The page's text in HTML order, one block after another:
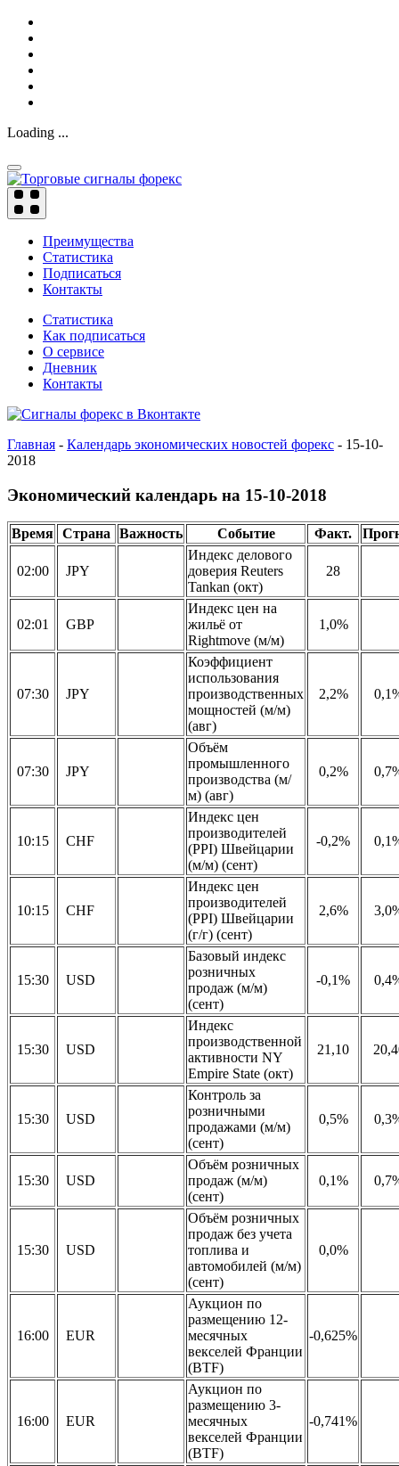
Loading ...
Преимущества
Статистика
Подписаться
Контакты
Статистика
Как подписаться
О сервисе
Дневник
Контакты
Главная - Календарь экономических новостей форекс - 15-10-
2018
Экономический календарь на 15-10-2018
Время Страна Важность Событие Факт.
02:00 JPY
Индекс делового
доверия Reuters
Tankan (окт)
28
02:01 GBP
Индекс цен на
жильё от
Rightmove (м/м)
1,0%
07:30 JPY
Коэффициент
использования
производственных
мощностей (м/м)
(авг)
2,2%
07:30 JPY
Объём
промышленного
производства (м/
м) (авг)
0,2%
10:15 CHF
Индекс цен
производителей
(PPI) Швейцарии
(м/м) (сент)
-0,2%
10:15 CHF
Индекс цен
производителей
(PPI) Швейцарии
(г/г) (сент)
2,6%
15:30 USD
Базовый индекс
розничных
продаж (м/м)
(сент)
-0,1%
15:30 USD
Индекс
производственной
активности NY
Empire State (окт)
21,10
15:30 USD
Контроль за
розничными
продажами (м/м)
(сент)
0,5%
15:30 USD
Объём розничных
продаж (м/м)
(сент)
0,1%
15:30 USD
Объём розничных
продаж без учета
топлива и
автомобилей (м/м)
(сент)
0,0%
16:00 EUR
Аукцион по
размещению 12-
месячных
векселей Франции
(BTF)
-0,625%
16:00 EUR
Аукцион по
размещению 3-
месячных
векселей Франции
(BTF)
-0,741%